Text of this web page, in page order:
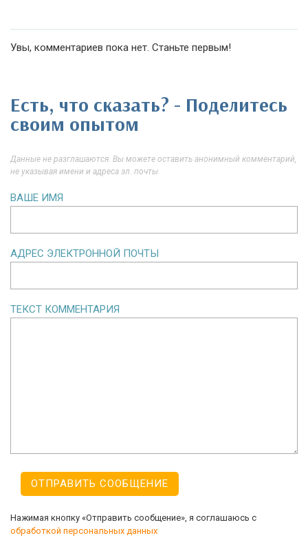
Увы, комментариев пока нет. Станьте первым!
Есть, что сказать? - Поделитесь
своим опытом
Данные не разглашаются. Вы можете оставить анонимный комментарий,
не указывая имени и адреса эл. почты
ВАШЕ ИМЯ
АДРЕС ЭЛЕКТРОННОЙ ПОЧТЫ
ТЕКСТ КОММЕНТАРИЯ
Нажимая кнопку «Отправить сообщение», я соглашаюсь с
обработкой персональных данных